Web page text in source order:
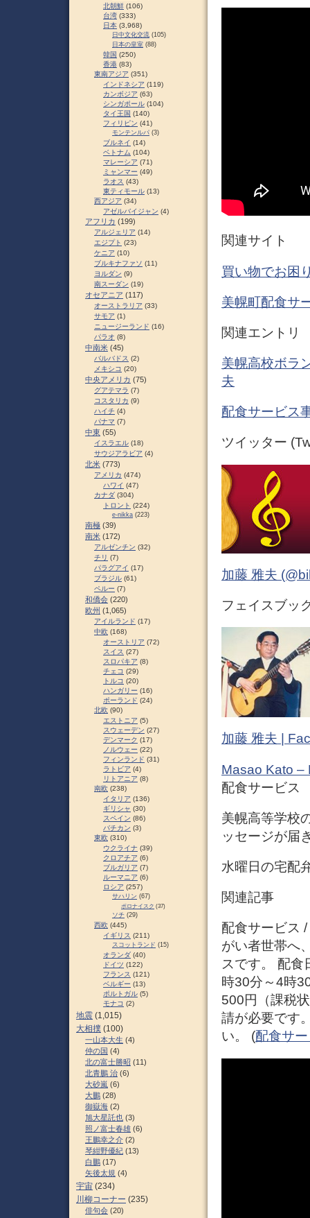
関連サイト
買い物でお困
美幌町配食サ
関連エントリ
美幌高校ボラ
夫
配食サービス
ツイッター
加藤 雅夫
フェイスブッ
加藤 雅夫 |
Masao Kato –
配食サービス
美幌高等学校
ッセージが届
水曜日の宅配
関連記事
配食サービス
がい者世帯へ
スです。 配食
時30分～4時
500円（課税
請が必要です
い。 (配食サ
北朝鮮 (106)
台湾 (333)
日本 (3,968)
日中文化交流 (105)
日本の皇室 (88)
韓国 (250)
香港 (83)
東南アジア (351)
インドネシア (119)
カンボジア (63)
シンガポール (104)
タイ王国 (140)
フィリピン (41)
モンテンルパ (3)
ブルネイ (14)
ベトナム (104)
マレーシア (71)
ミャンマー (49)
ラオス (43)
東ティモール (13)
西アジア (34)
アゼルバイジャン (4)
アフリカ (199)
アルジェリア (14)
エジプト (23)
ケニア (10)
ブルキナファソ (11)
ヨルダン (9)
南スーダン (19)
オセアニア (117)
オーストラリア (33)
サモア (1)
ニュージーランド (16)
パラオ (8)
中南米 (45)
バルバドス (2)
メキシコ (20)
中央アメリカ (75)
グアテマラ (7)
コスタリカ (9)
ハイチ (4)
パナマ (7)
中東 (55)
イスラエル (18)
サウジアラビア (4)
北米 (773)
アメリカ (474)
ハワイ (47)
カナダ (304)
トロント (224)
e-nikka (223)
南極 (39)
南米 (172)
アルゼンチン (32)
チリ (7)
パラグアイ (17)
ブラジル (61)
ペルー (7)
和僑会 (220)
欧州 (1,065)
アイルランド (17)
中欧 (168)
オーストリア (72)
スイス (27)
スロパキア (8)
チェコ (29)
トルコ (20)
ハンガリー (16)
ポーランド (24)
北欧 (90)
エストニア (5)
スウェーデン (27)
デンマーク (17)
ノルウェー (22)
フィンランド (31)
ラトビア (4)
リトアニア (8)
南欧 (238)
イタリア (136)
ギリシャ (30)
スペイン (86)
バチカン (3)
東欧 (310)
ウクライナ (39)
クロアチア (6)
ブルガリア (7)
ルーマニア (6)
ロシア (257)
サハリン (67)
ポロナイスク (37)
ソチ (29)
西欧 (445)
イギリス (211)
スコットランド (15)
オランダ (40)
ドイツ (122)
フランス (121)
ベルギー (13)
ポルトガル (5)
モナコ (2)
地震 (1,015)
大相撲 (100)
一山本大生 (4)
仲の国 (4)
北の富士勝昭 (11)
北青鵬 治 (6)
大砂嵐 (6)
大鵬 (28)
御嶽海 (2)
旭大星託也 (3)
照ノ富士春雄 (6)
王鵬幸之介 (2)
琴紺野優紀 (13)
白鵬 (17)
矢後太規 (4)
宇宙 (234)
川柳コーナー (235)
俳句会 (20)